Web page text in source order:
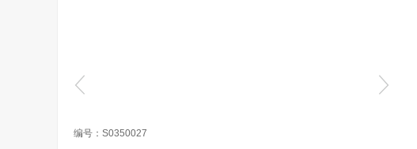
编号： S0350027